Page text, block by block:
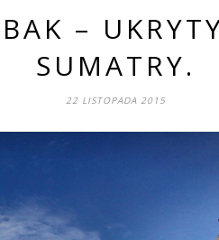
–
SUMATRY.
22 LISTOPADA 2015